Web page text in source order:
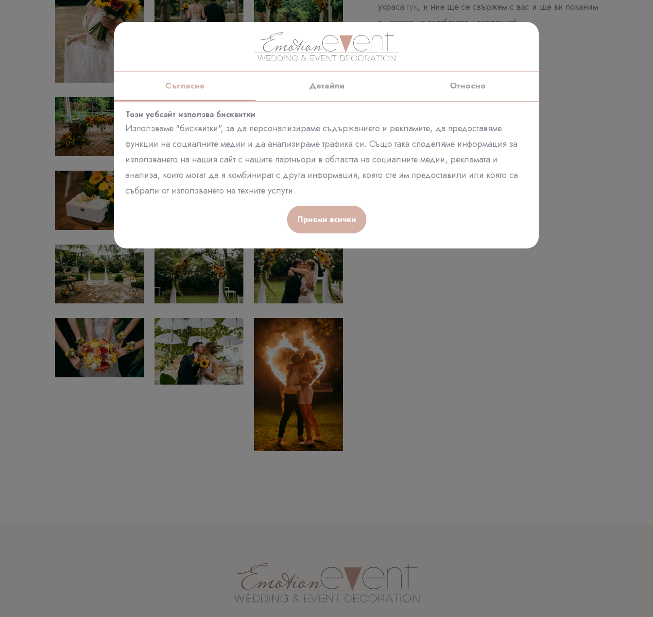
Съгласие Детайли Относно
Този уебсайт използва бисквитки
Използваме "бисквитки", за да персонализираме съдържанието и рекламите, да предоставяме
функции на социалните медии и да анализираме трафика си. Също така споделяме информация за
използването на нашия сайт с нашите партньори в областта на социалните медии, рекламата и
анализа, които могат да я комбинират с друга информация, която сте им предоставили или която са
събрали от използването на техните услуги.
Приеми всички
украсатук, и ние ще се свържем с вас и ще ви поканим
в магията на сватбената декорация!